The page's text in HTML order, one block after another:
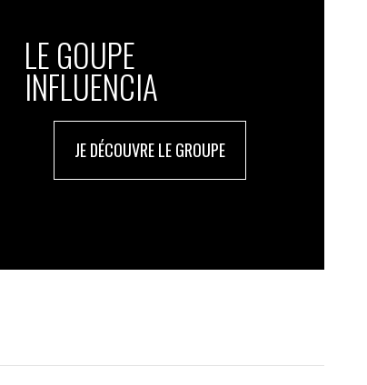
LE GOUPE
INFLUENCIA
JE DÉCOUVRE LE GROUPE